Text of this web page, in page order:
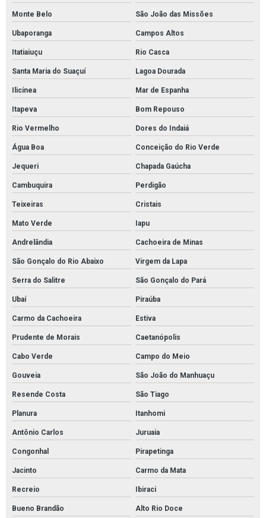
Monte Belo São João das Missões
Ubaporanga Campos Altos
Itatiaiuçu Rio Casca
Santa Maria do Suaçuí Lagoa Dourada
Ilicínea Mar de Espanha
Itapeva Bom Repouso
Rio Vermelho Dores do Indaiá
Água Boa Conceição do Rio Verde
Jequeri Chapada Gaúcha
Cambuquira Perdigão
Teixeiras Cristais
Mato Verde Iapu
Andrelândia Cachoeira de Minas
São Gonçalo do Rio Abaixo Virgem da Lapa
Serra do Salitre São Gonçalo do Pará
Ubaí Piraúba
Carmo da Cachoeira Estiva
Prudente de Morais Caetanópolis
Cabo Verde Campo do Meio
Gouveia São João do Manhuaçu
Resende Costa São Tiago
Planura Itanhomi
Antônio Carlos Juruaia
Congonhal Pirapetinga
Jacinto Carmo da Mata
Recreio Ibiraci
Bueno Brandão Alto Rio Doce